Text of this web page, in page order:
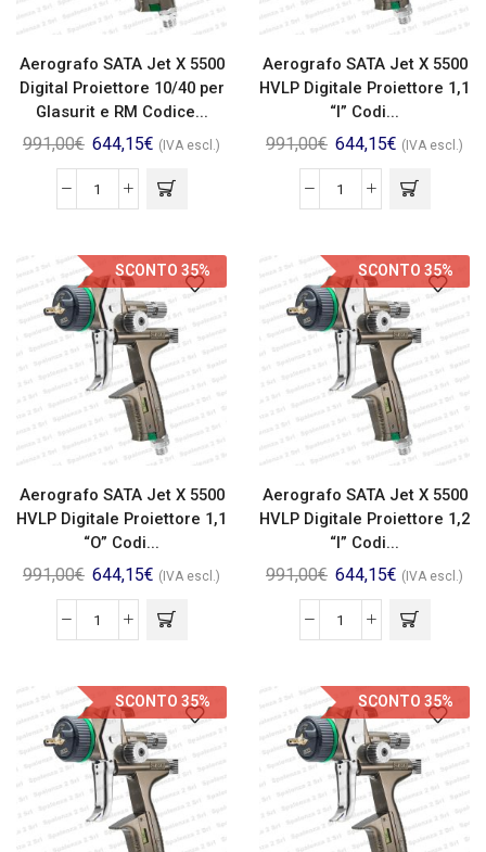
Aerografo SATA Jet X 5500
Digital Proiettore 10/40 per
Glasurit e RM Codice...
991,00€ 644,15€ (IVA escl.)
Aerografo SATA Jet X 5500
HVLP Digitale Proiettore 1,1
“I” Codi...
991,00€ 644,15€ (IVA escl.)
SCONTO 35%
Aerografo SATA Jet X 5500
HVLP Digitale Proiettore 1,1
“O” Codi...
991,00€ 644,15€ (IVA escl.)
SCONTO 35%
Aerografo SATA Jet X 5500
HVLP Digitale Proiettore 1,2
“I” Codi...
991,00€ 644,15€ (IVA escl.)
SCONTO 35% SCONTO 35%